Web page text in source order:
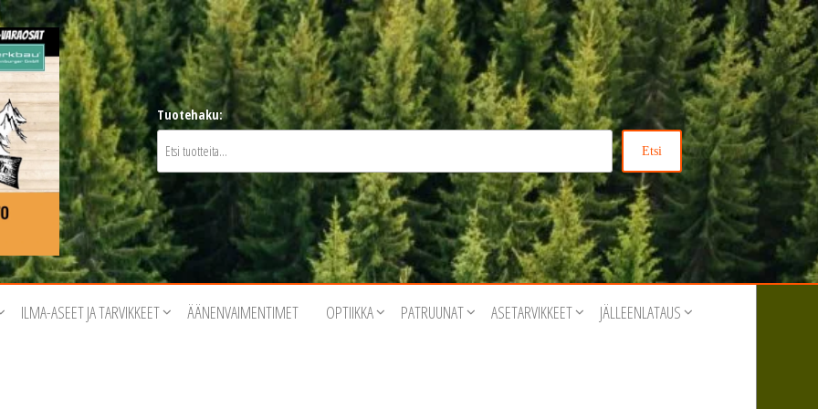
Tuotehaku:
Etsi
ILMA-ASEET JA TARVIKKEET ÄÄNENVAIMENTIMET OPTIIKKA PATRUUNAT ASETARVIKKEET JÄLLEENLATAUS